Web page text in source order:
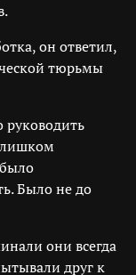
он ответил,
тюрьмы
Было не до
они всегда
друг к